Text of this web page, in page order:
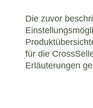
Die zuvor
für die
Erläuterungen